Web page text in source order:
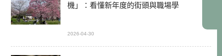
機」：看懂新年度的街頭與職場學
2026-04-30